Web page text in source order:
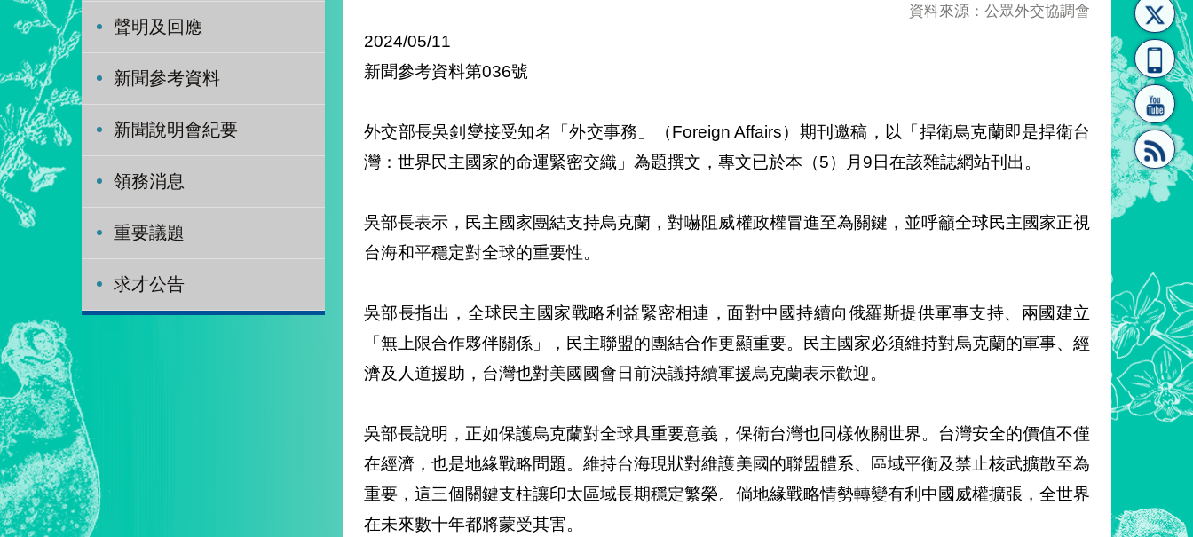
聲明及回應
新聞參考資料
新聞說明會紀要
領務消息
重要議題
求才公告
資料來源：公眾外交協調會
2024/05/11
新聞參考資料第036號
外交部長吳釗燮接受知名「外交事務」（Foreign Affairs）期刊邀稿，以「捍衛烏克蘭即是捍衛台
灣：世界民主國家的命運緊密交織」為題撰文，專文已於本（5）月9日在該雜誌網站刊出。
吳部長表示，民主國家團結支持烏克蘭，對嚇阻威權政權冒進至為關鍵，並呼籲全球民主國家正視
台海和平穩定對全球的重要性。
吳部長指出，全球民主國家戰略利益緊密相連，面對中國持續向俄羅斯提供軍事支持、兩國建立
「無上限合作夥伴關係」，民主聯盟的團結合作更顯重要。民主國家必須維持對烏克蘭的軍事、經
濟及人道援助，台灣也對美國國會日前決議持續軍援烏克蘭表示歡迎。
吳部長說明，正如保護烏克蘭對全球具重要意義，保衛台灣也同樣攸關世界。台灣安全的價值不僅
在經濟，也是地緣戰略問題。維持台海現狀對維護美國的聯盟體系、區域平衡及禁止核武擴散至為
重要，這三個關鍵支柱讓印太區域長期穩定繁榮。倘地緣戰略情勢轉變有利中國威權擴張，全世界
在未來數十年都將蒙受其害。